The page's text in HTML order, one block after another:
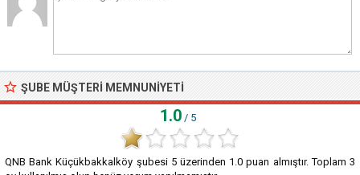
ŞUBE MÜŞTERI MEMNUNIYETI
1.0 / 5
QNB Bank Küçükbakkalköy şubesi 5üzerinden 1.0 puan almıştır. Toplam3